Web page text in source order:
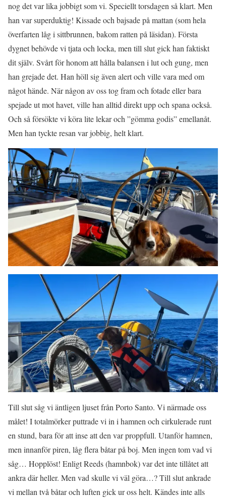
nog det var lika jobbigt som vi. Speciellt torsdagen så klart. Men
han var superduktig! Kissade och bajsade på mattan (som hela
överfarten låg i sittbrunnen, bakom ratten på läsidan). Första
dygnet behövde vi tjata och locka, men till slut gick han faktiskt
dit själv. Svårt för honom att hålla balansen i lut och gung, men
han grejade det. Han höll sig även alert och ville vara med om
något hände. När någon av oss tog fram och fotade eller bara
spejade ut mot havet, ville han alltid direkt upp och spana också.
Och så försökte vi köra lite lekar och ”gömma godis” emellanåt.
Men han tyckte resan var jobbig, helt klart.
Till slut såg vi äntligen ljuset från Porto Santo. Vi närmade oss
målet! I totalmörker puttrade vi in i hamnen och cirkulerade runt
en stund, bara för att inse att den var proppfull. Utanför hamnen,
men innanför piren, låg flera båtar på boj. Men ingen tom vad vi
såg… Hopplöst! Enligt Reeds (hamnbok) var det inte tillåtet att
ankra där heller. Men vad skulle vi väl göra…? Till slut ankrade
vi mellan två båtar och luften gick ur oss helt. Kändes inte alls